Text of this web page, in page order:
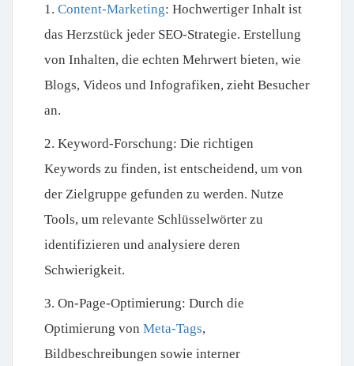
1. Content-Marketing: Hochwertiger Inhalt ist
das Herzstück jeder SEO-Strategie. Erstellung
von Inhalten, die echten Mehrwert bieten, wie
Blogs, Videos und Infografiken, zieht Besucher
an.
2. Keyword-Forschung: Die richtigen
Keywords zu finden, ist entscheidend, um von
der Zielgruppe gefunden zu werden. Nutze
Tools, um relevante Schlüsselwörter zu
identifizieren und analysiere deren
Schwierigkeit.
3. On-Page-Optimierung: Durch die
Optimierung von Meta-Tags,
Bildbeschreibungen sowie interner